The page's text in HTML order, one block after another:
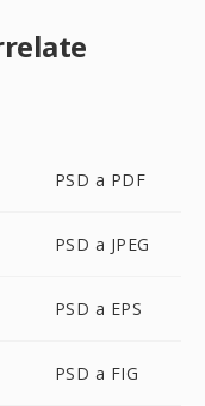
PSD a PDF
PSD a JPEG
PSD a EPS
PSD a FIG